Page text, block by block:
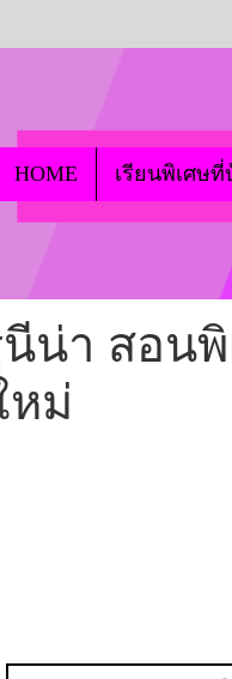
HOME เรียนพิเศษที่
นีน่า สอน
หม่